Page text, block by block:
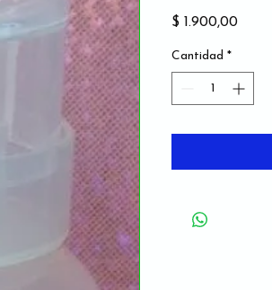
$ 1.900,00Precio
Cantidad *